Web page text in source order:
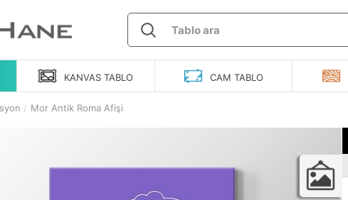
KANVAS TABLO CAM TABLO
Mor Antik Roma Afişi